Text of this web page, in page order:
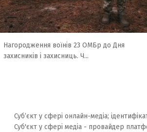
Нагородження воїнів 23 ОМБр до Дня
захисників і захисниць. Ч...
Суб’єкт у сфері онлайн-медіа;
Суб'єкт у сфері медіа - провайдер